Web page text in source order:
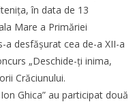
în data de 13
Mare a Primăriei
a desfăşurat cea de-a XII-a
„Deschide-ţi inima,
Crăciunului.
Ghica” au participat două